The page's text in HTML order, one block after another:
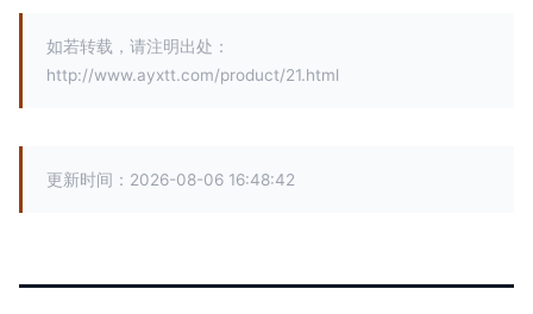
如若转载，请注明出处：
http://www.ayxtt.com/product/21.html
更新时间：2026-08-06 16:48:42